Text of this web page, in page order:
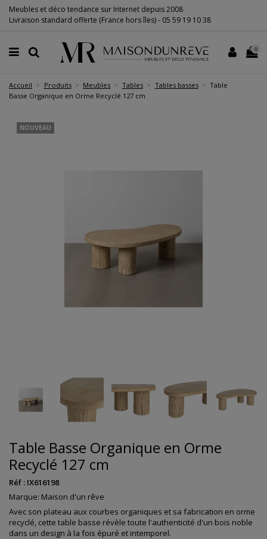
Meubles et déco tendance sur Internet depuis 2008
Livraison standard offerte (France hors îles) - 05 59 19 10 38
0
Accueil Produits Meubles Tables Tables basses
Table
Basse Organique en Orme Recyclé 127 cm
NOUVEAU
Table Basse Organique en Orme
Recyclé 127 cm
Réf : IX616198
Marque: Maison d'un rêve
Avec son plateau aux courbes organiques et sa fabrication en orme
recyclé, cette table basse révèle toute l'authenticité d'un bois noble
dans un design à la fois épuré et intemporel.